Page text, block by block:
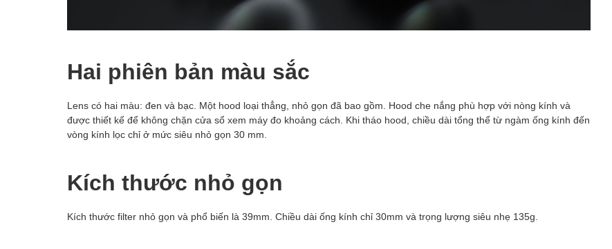
Hai phiên bản màu sắc
Lens có hai màu: đen và bạc. Một hood loại thẳng, nhỏ gọn đã bao gồm. Hood che nắng phù hợp với nòng kính và
được thiết kế để không chặn cửa sổ xem máy đo khoảng cách. Khi tháo hood, chiều dài tổng thể từ ngàm ống kính đến
vòng kính lọc chỉ ở mức siêu nhỏ gọn 30 mm.
Kích thước nhỏ gọn
Kích thước filter nhỏ gọn và phổ biến là 39mm. Chiều dài ống kính chỉ 30mm và trọng lượng siêu nhẹ 135g.